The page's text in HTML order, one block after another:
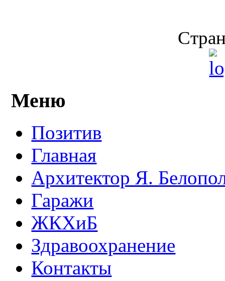
Меню
Позитив
Главная
Архитектор Я.
Гаражи
ЖКХиБ
Здравоохранение
Контакты